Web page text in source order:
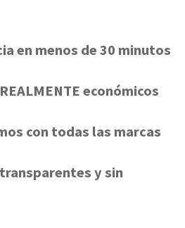
en menos de 30 minutos
económicos
con todas las marcas
y sin